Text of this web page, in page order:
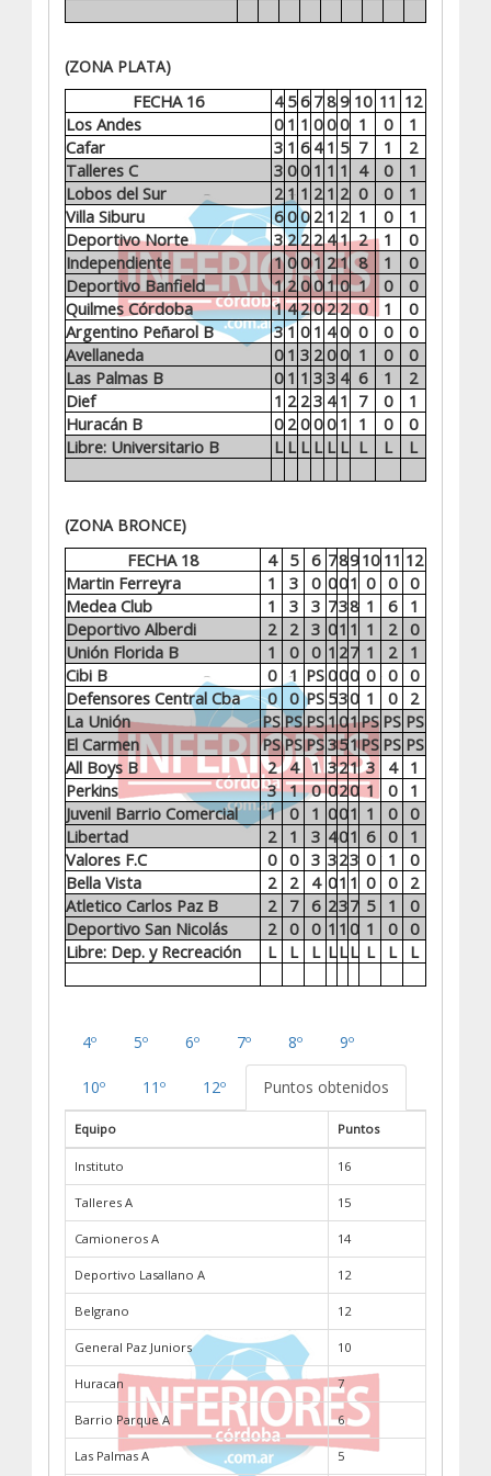
(ZONA PLATA)
Los Andes 0 1 1 0 0 0 1 0
1
Cafar
3 1 6 4 1 5 7 1
2
Talleres C
3 0 0 1 1 1 4 0
1
Lobos del Sur
2 1 1 2 1 2 0 0
1
Villa Siburu
6 0 0 2 1 2 1 0
1
Deportivo Norte
3 2 2 2 4 1 2 1
0
Independiente
1 0 0 1 2 1 8 1
0
Deportivo Banfield
1 2 0 0 1 0 1 0
0
Quilmes Córdoba
1 4 2 0 2 2 0 1
0
Argentino Peñarol B
3 1 0 1 4 0 0 0
0
Avellaneda
0 1 3 2 0 0 1 0
0
Las Palmas B
0 1 1 3 3 4 6 1
2
Dief
1 2 2 3 4 1 7 0
1
Huracán B
0 2 0 0 0 1 1 0
0
Libre: Universitario B
L L L L L L L L L
FECHA 16 4 5 6 7 8 9 10 11 12
(ZONA BRONCE)
Martin Ferreyra 1 3 0 001 0 0
0
Medea Club
1 3 3 738 1 6
1
Deportivo Alberdi
2 2 3 01 1 1 2
0
Unión Florida B
1 0 0 1 27 1 2
1
Cibi B
0 1 PS000 0 0
0
Defensores Central Cba
0 0 PS 530 1 0
2
La Unión
PSPSPS101PS PS PS
El Carmen
PSPSPS351PS PS PS
All Boys B
2 4 1 321 3 4
1
Perkins
3 1 0 020 1 0
1
Juvenil Barrio Comercial
1 0 1 001 1 0
0
Libertad
2 1 3 401 6 0
1
Valores F.C
0 0 3 323 0 1
0
Bella Vista
2 2 4 01 1 0 0
2
Atletico Carlos Paz B
2 7 6 237 5 1
0
Deportivo San Nicolás
2 0 0 1 1 0 1 0
0
Libre: Dep. y Recreación
L L L LLL L L L
FECHA 18 4 5 6 789 10 11 12
4º 5º 6º 7º 8º 9º
10º 11º 12º Puntos obtenidos
Equipo Puntos
Instituto 16
Talleres A 15
Camioneros A 14
Deportivo Lasallano A 12
Belgrano 12
General Paz Juniors 10
Huracan 7
Barrio Parque A 6
Las Palmas A 5